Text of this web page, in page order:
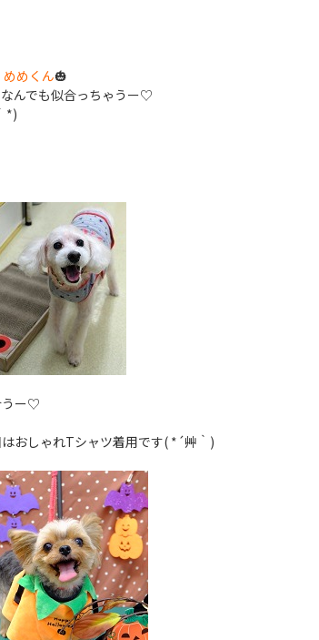
めめくん🎃
んでも似合っちゃうー♡
*)
うー♡
おしゃれTシャツ着用です( *´艸｀)